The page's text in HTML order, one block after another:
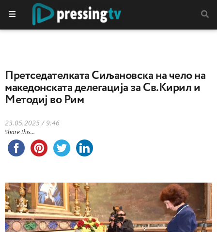
Претседателката Сиљановска на чело на
македонската делегација за Св.Кирил и
Методиј во Рим
23.05.2025 / 9:46
Share this...